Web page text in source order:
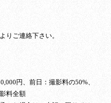
りご連絡下さい。
円、前日：撮影料の50%、
料全額